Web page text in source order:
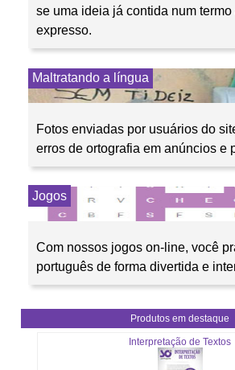
se uma ideia já contida num
expresso.
Maltratando a língua
Fotos enviadas por usuários do
erros de ortografia em anúncios e
Jogos
Com nossos jogos on-line, você
português de forma divertida e
Produtos em destaque
Interpretação de Textos